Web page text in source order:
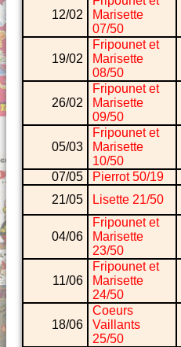
12/02
Marisette
07/50
19/02
Fripounet et
Marisette
08/50
26/02
Fripounet et
Marisette
09/50
05/03
Fripounet et
Marisette
10/50
07/05 Pierrot 50/19
21/05
Lisette 21/50
04/06
Fripounet et
Marisette
23/50
11/06
Fripounet et
Marisette
24/50
18/06
Coeurs
Vaillants
25/50